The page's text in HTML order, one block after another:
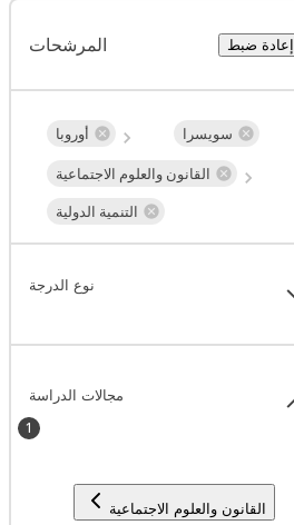
المرشحات إعادة ضبط
أوروبا
سويسرا
القانون والعلوم الاجتماعية
التنمية الدولية
نوع الدرجة
مجالات الدراسة
1
القانون والعلوم الاجتماعية